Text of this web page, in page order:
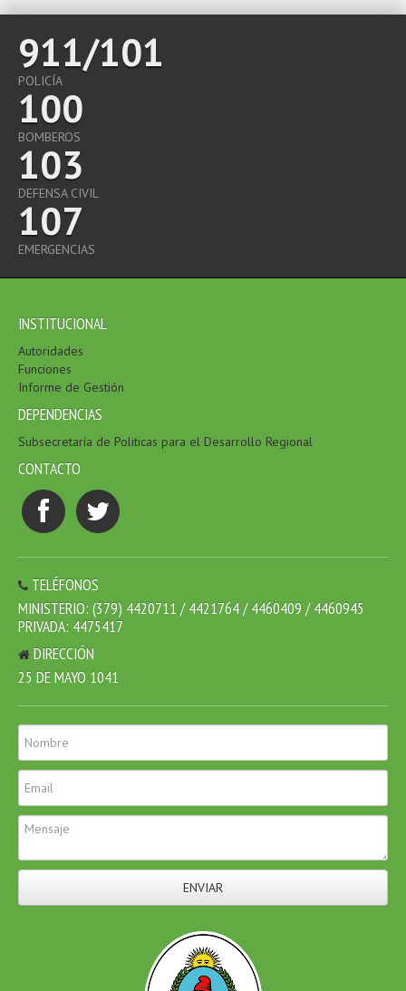
911/101
POLICÍA
100
BOMBEROS
103
DEFENSA CIVIL
107
EMERGENCIAS
INSTITUCIONAL
Autoridades
Funciones
Informe de Gestión
DEPENDENCIAS
Subsecretaría de Politicas para el Desarrollo Regional
CONTACTO
TELÉFONOS
MINISTERIO: (379) 4420711 / 4421764 / 4460409 / 4460945
PRIVADA: 4475417
DIRECCIÓN
25 DE MAYO 1041
ENVIAR